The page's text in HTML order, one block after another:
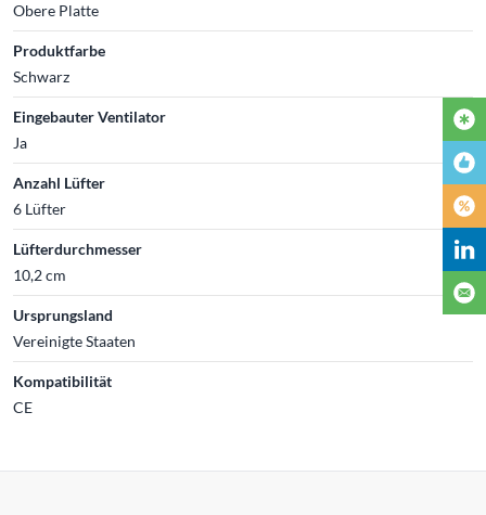
Obere Platte
Produktfarbe
Schwarz
Eingebauter Ventilator
Ja
Anzahl Lüfter
6 Lüfter
Lüfterdurchmesser
10,2 cm
Ursprungsland
Vereinigte Staaten
Kompatibilität
CE